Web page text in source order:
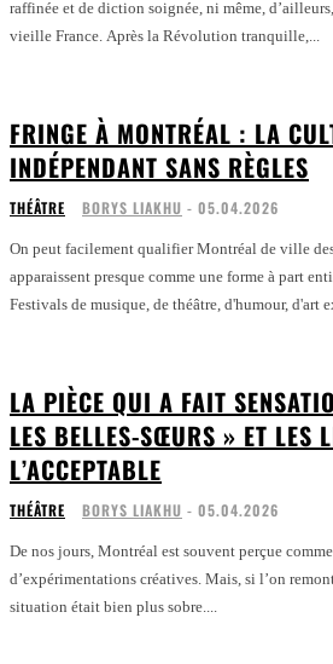
raffinée et de diction soignée, ni même,
vieille France. Après la Révolution tranquille,...
FRINGE À MONTRÉAL : LA
INDÉPENDANT SANS RÈGLES
THÉÂTRE BORYS LIAKHU - 05.04.2026
On peut facilement qualifier Montréal de ville
apparaissent presque comme une forme à part
Festivals de musique, de théâtre, d'humour, d'art
LA PIÈCE QUI A FAIT
LES BELLES-SŒURS » ET LES
L’ACCEPTABLE
THÉÂTRE BORYS LIAKHU - 05.04.2026
De nos jours, Montréal est souvent perçue
d’expérimentations créatives. Mais, si l’on
situation était bien plus sobre....